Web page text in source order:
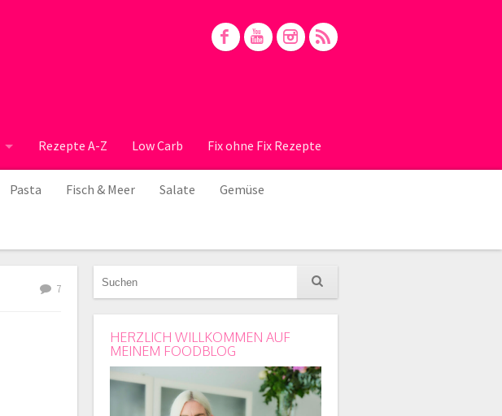
Rezepte A-Z Low Carb Fix ohne Fix Rezepte
Pasta Fisch & Meer Salate Gemüse
7
HERZLICH WILLKOMMEN AUF
MEINEM FOODBLOG